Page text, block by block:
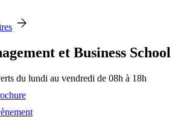
et Business School
du lundi au vendredi de 08h à 18h